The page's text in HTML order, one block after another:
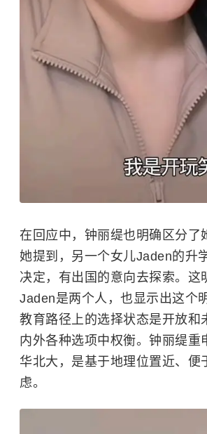
在回应中，钟丽缇也明确区分了
她提到，另一个女儿Jaden的升
决定，有出国的意向去探索。这
Jaden是两个人，也显示出这个
教育路径上的选择状态是开放和
内外各种选项中权衡。钟丽缇重
华北大，是基于地理位置近、便
虑。